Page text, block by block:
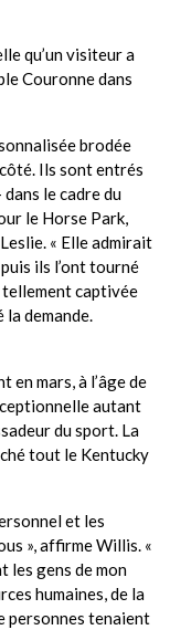
qu’un visiteur a
Couronne dans
brodée
Ils sont entrés
le cadre du
le Horse Park,
« Elle admirait
ils l’ont tourné
captivée
la demande.
en mars, à l’âge de
autant
du sport. La
tout le Kentucky
et les
», affirme Willis. «
les gens de mon
humaines, de la
personnes tenaient